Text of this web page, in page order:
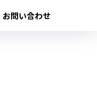
お問い合わせ